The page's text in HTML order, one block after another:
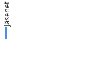
Jäsenet